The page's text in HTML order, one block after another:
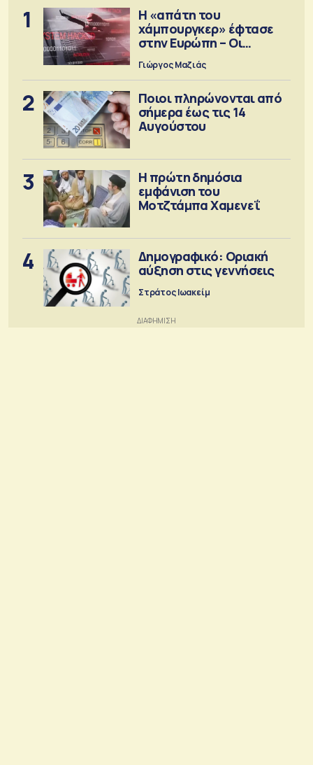
1
Η «απάτη του
χάμπουργκερ» έφτασε
στην Ευρώπη – Οι
προειδοποιήσεις
Γιώργος Μαζιάς
2
Ποιοι πληρώνονται από
σήμερα έως τις 14
Αυγούστου
3
Η πρώτη δημόσια
εμφάνιση του
Μοτζτάμπα Χαμενεΐ
4
Δημογραφικό: Οριακή
αύξηση στις γεννήσεις
Στράτος Ιωακείμ